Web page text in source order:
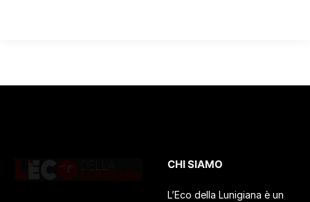
CHI SIAMO
L’Eco della Lunigiana è un